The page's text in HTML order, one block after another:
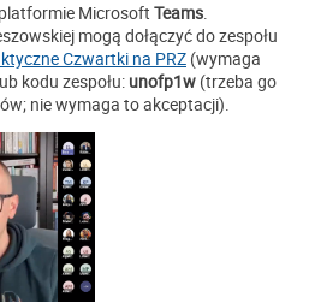
Microsoft Teams.
mogą dołączyć do zespołu
Czwartki na PRZ (wymaga
kodu zespołu: unofp1w (trzeba go
nie wymaga to akceptacji).